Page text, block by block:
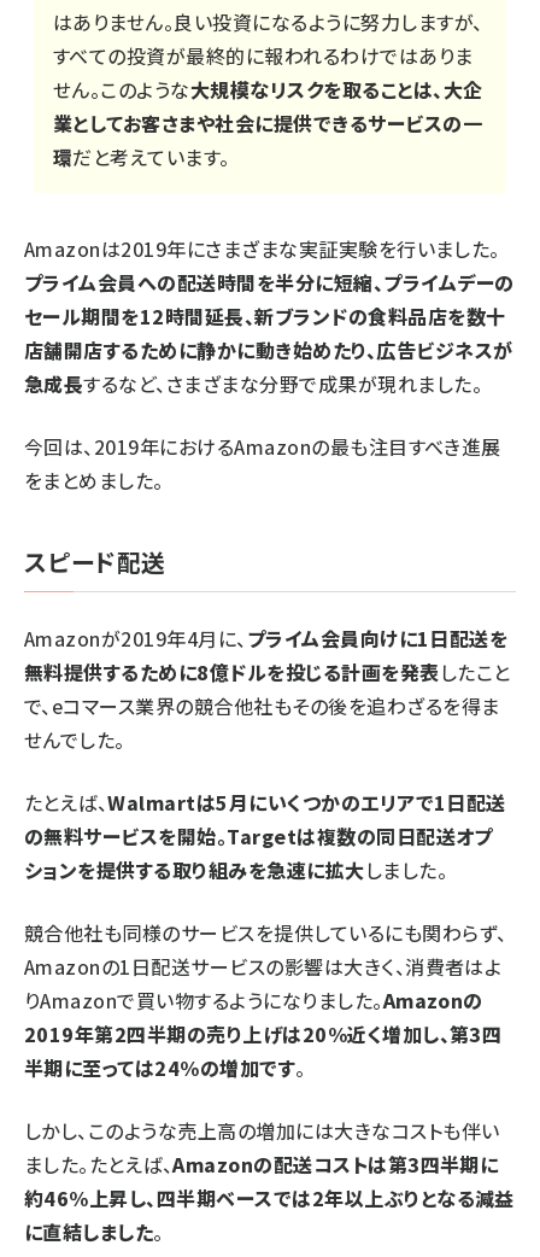
はありません。良い投資になるように努力しますが、
すべての投資が最終的に報われるわけではありま
せん。このような大規模なリスクを取ることは、大企
業としてお客さまや社会に提供できるサービスの一
環だと考えています。
Amazonは2019年にさまざまな実証実験を行いました。
プライム会員への配送時間を半分に短縮、プライムデーの
セール期間を12時間延長、新ブランドの食料品店を数十
店舗開店するために静かに動き始めたり、広告ビジネスが
急成長するなど、さまざまな分野で成果が現れました。
今回は、2019年におけるAmazonの最も注目すべき進展
をまとめました。
スピード配送
Amazonが2019年4月に、プライム会員向けに1日配送を
無料提供するために8億ドルを投じる計画を発表したこと
で、eコマース業界の競合他社もその後を追わざるを得ま
せんでした。
たとえば、Walmartは5月にいくつかのエリアで1日配送
の無料サービスを開始。Targetは複数の同日配送オプ
ションを提供する取り組みを急速に拡大しました。
競合他社も同様のサービスを提供しているにも関わらず、
Amazonの1日配送サービスの影響は大きく、消費者はよ
りAmazonで買い物するようになりました。Amazonの
2019年第2四半期の売り上げは20%近く増加し、第3四
半期に至っては24%の増加です。
しかし、このような売上高の増加には大きなコストも伴い
ました。たとえば、Amazonの配送コストは第3四半期に
約46%上昇し、四半期ベースでは2年以上ぶりとなる減益
に直結しました。